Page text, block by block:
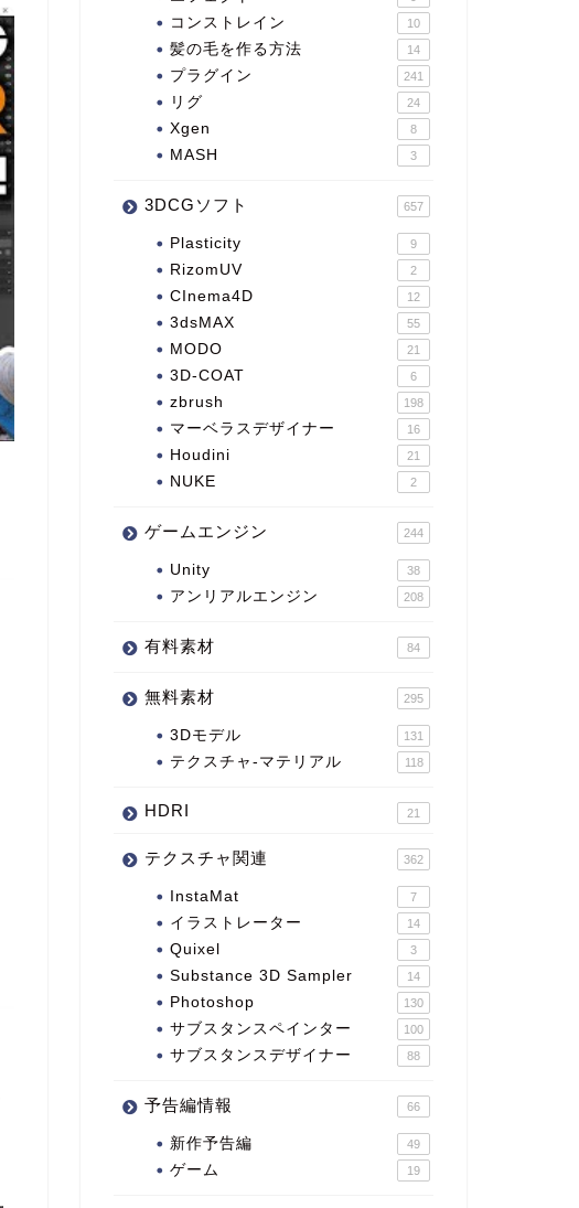
コンストレイン 10
髪の毛を作る方法 14
プラグイン 241
リグ 24
Xgen 8
MASH 3
3DCGソフト 657
Plasticity 9
RizomUV 2
CInema4D 12
3dsMAX 55
MODO 21
3D-COAT 6
zbrush 198
マーベラスデザイナー 16
Houdini 21
NUKE 2
ゲームエンジン 244
Unity 38
アンリアルエンジン 208
有料素材 84
無料素材 295
3Dモデル 131
テクスチャ-マテリアル 118
HDRI 21
テクスチャ関連 362
InstaMat 7
イラストレーター 14
Quixel 3
Substance 3D Sampler 14
Photoshop 130
サブスタンスペインター 100
サブスタンスデザイナー 88
予告編情報 66
新作予告編 49
ゲーム 19